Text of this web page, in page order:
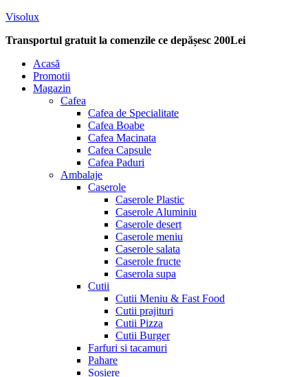
Visolux
Transportul gratuit la comenzile ce depășesc 200Lei
Menu
Acasă
Promotii
Magazin
Cafea
Cafea de Specialitate
Cafea Boabe
Cafea Macinata
Cafea Capsule
Cafea Paduri
Ambalaje
Caserole
Caserole Plastic
Caserole Aluminiu
Caserole desert
Caserole meniu
Caserole salata
Caserole fructe
Caserola supa
Cutii
Cutii Meniu & Fast Food
Cutii prajituri
Cutii Pizza
Cutii Burger
Farfuri si tacamuri
Pahare
Sosiere